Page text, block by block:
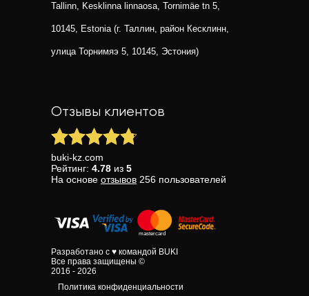
Tallinn, Kesklinna linnaosa, Tornimäe tn 5,
10145, Estonia (г. Таллин, район Кесклинн,
улица Торнимяэ 5, 10145, Эстония)
Отзывы клиентов
buki-kz.com
Рейтинг: 4.78 из 5
На основе отзывов 256 пользователей
Разработано с ♥ командой BUKI
Все права защищены ©
2016 - 2026
Политика конфиденциальности